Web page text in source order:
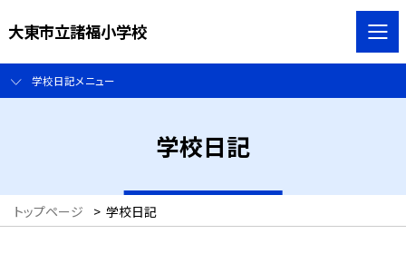
大東市立諸福小学校
学校日記メニュー
学校日記
トップページ > 学校日記